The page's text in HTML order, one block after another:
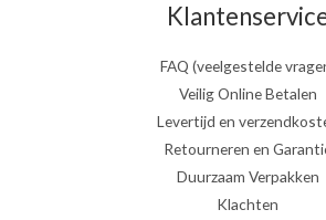
FAQ (veelgestelde
Veilig Online Betalen
Levertijd en
Retourneren en
Duurzaam Verpakken
Klachten